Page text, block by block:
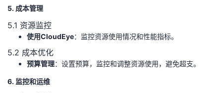
5. 成本管理
5.1 资源监控
使用CloudEye：监控资源使用情况和性能指标。
5.2 成本优化
预算管理：设置预算，监控和调整资源使用，避免超支。
6. 监控和运维